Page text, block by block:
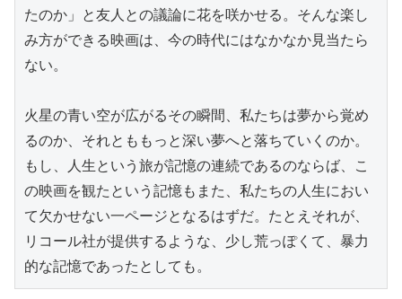
たのか」と友人との議論に花を咲かせる。そんな楽し
み方ができる映画は、今の時代にはなかなか見当たら
ない。
火星の青い空が広がるその瞬間、私たちは夢から覚め
るのか、それとももっと深い夢へと落ちていくのか。
もし、人生という旅が記憶の連続であるのならば、こ
の映画を観たという記憶もまた、私たちの人生におい
て欠かせない一ページとなるはずだ。たとえそれが、
リコール社が提供するような、少し荒っぽくて、暴力
的な記憶であったとしても。